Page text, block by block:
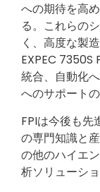
への期待を高
る。これらの
く、高度な製
EXPEC 7350S
統合、自動化
へのサポート
FPIは今後も先
の専門知識と
の他のハイエ
析ソリューシ